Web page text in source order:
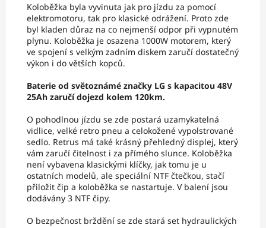
Koloběžka byla vyvinuta jak pro jízdu za pomocí
elektromotoru, tak pro klasické odrážení. Proto zde
byl kladen důraz na co nejmenší odpor při vypnutém
plynu. Koloběžka je osazena 1000W motorem, který
ve spojení s velkým zadním diskem zaručí dostatečný
výkon i do větších kopců.
Baterie od světoznámé značky LG s kapacitou 48V
25Ah zaručí dojezd kolem 120km.
O pohodlnou jízdu se zde postará uzamykatelná
vidlice, velké retro pneu a celokožené vypolstrované
sedlo. Retrus má také krásný přehledný displej, který
vám zaručí čitelnost i za přímého slunce. Koloběžka
není vybavena klasickými klíčky, jak tomu je u
ostatních modelů, ale speciální NTF čtečkou, stačí
přiložit čip a koloběžka se nastartuje. V balení jsou
dodávány 3 NTF čipy.
O bezpečnost brždění se zde stará set hydraulických